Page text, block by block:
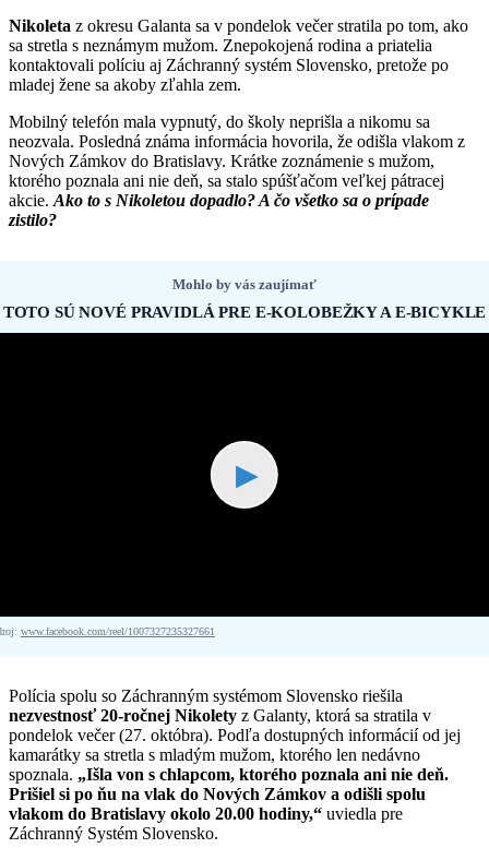
Nikoleta z okresu Galanta sa v pondelok večer stratila po tom, ako
sa stretla s neznámym mužom. Znepokojená rodina a priatelia
kontaktovali políciu aj Záchranný systém Slovensko, pretože po
mladej žene sa akoby zľahla zem.
Mobilný telefón mala vypnutý, do školy neprišla a nikomu sa
neozvala. Posledná známa informácia hovorila, že odišla vlakom z
Nových Zámkov do Bratislavy. Krátke zoznámenie s mužom,
ktorého poznala ani nie deň, sa stalo spúšťačom veľkej pátracej
akcie. Ako to s Nikoletou dopadlo? A čo všetko sa o prípade
zistilo?
Mohlo by vás zaujímať
TOTO SÚ NOVÉ PRAVIDLÁ PRE E-KOLOBEŽKY A E-BICYKLE
▶
www.facebook.com/reel/1007327235327661
Polícia spolu so Záchranným systémom Slovensko riešila
nezvestnosť 20-ročnej Nikolety z Galanty, ktorá sa stratila v
pondelok večer (27. októbra). Podľa dostupných informácií od jej
kamarátky sa stretla s mladým mužom, ktorého len nedávno
spoznala. „Išla von s chlapcom, ktorého poznala ani nie deň.
Prišiel si po ňu na vlak do Nových Zámkov a odišli spolu
vlakom do Bratislavy okolo 20.00 hodiny,“ uviedla pre
Záchranný Systém Slovensko.